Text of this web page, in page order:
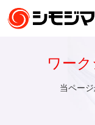
ワー
当ペー